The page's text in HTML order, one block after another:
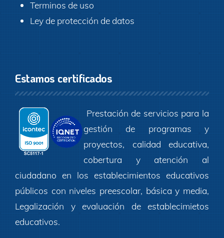
Terminos de uso
Ley de protección de datos
Estamos certificados
Prestación de servicios para la
gestión de programas y
proyectos, calidad educativa,
cobertura y atención al
ciudadano en los establecimientos educativos
públicos con niveles preescolar, básica y media,
Legalización y evaluación de establecimietos
educativos.